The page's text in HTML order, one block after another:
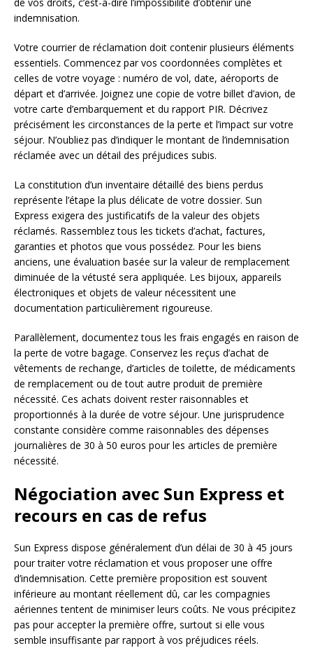
indemnisation.
Votre courrier de réclamation doit contenir plusieurs éléments
essentiels. Commencez par vos coordonnées complètes et
celles de votre voyage : numéro de vol, date, aéroports de
départ et d’arrivée. Joignez une copie de votre billet d’avion, de
votre carte d’embarquement et du rapport PIR. Décrivez
précisément les circonstances de la perte et l’impact sur votre
séjour. N’oubliez pas d’indiquer le montant de l’indemnisation
réclamée avec un détail des préjudices subis.
La constitution d’un inventaire détaillé des biens perdus
représente l’étape la plus délicate de votre dossier. Sun
Express exigera des justificatifs de la valeur des objets
réclamés. Rassemblez tous les tickets d’achat, factures,
garanties et photos que vous possédez. Pour les biens
anciens, une évaluation basée sur la valeur de remplacement
diminuée de la vétusté sera appliquée. Les bijoux, appareils
électroniques et objets de valeur nécessitent une
documentation particulièrement rigoureuse.
Parallèlement, documentez tous les frais engagés en raison de
la perte de votre bagage. Conservez les reçus d’achat de
vêtements de rechange, d’articles de toilette, de médicaments
de remplacement ou de tout autre produit de première
nécessité. Ces achats doivent rester raisonnables et
proportionnés à la durée de votre séjour. Une jurisprudence
constante considère comme raisonnables des dépenses
journalières de 30 à 50 euros pour les articles de première
nécessité.
Négociation avec Sun Express et
recours en cas de refus
Sun Express dispose généralement d’un délai de 30 à 45 jours
pour traiter votre réclamation et vous proposer une offre
d’indemnisation. Cette première proposition est souvent
inférieure au montant réellement dû, car les compagnies
aériennes tentent de minimiser leurs coûts. Ne vous précipitez
pas pour accepter la première offre, surtout si elle vous
semble insuffisante par rapport à vos préjudices réels.